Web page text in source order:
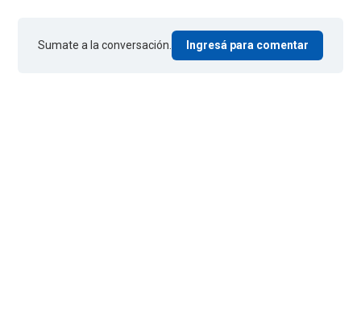
Sumate a la conversación. Ingresá para comentar